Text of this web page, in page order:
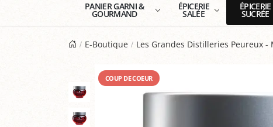
PANIER GARNI &
GOURMAND
ÉPICERIE
SALÉE
ÉPICERIE
SUCRÉE
E-Boutique Les Grandes Distilleries Peureux -
COUP DE COEUR